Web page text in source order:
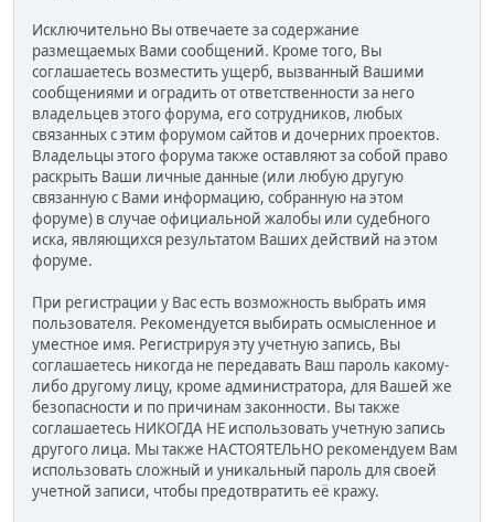
Исключительно Вы отвечаете за содержание
размещаемых Вами сообщений. Кроме того, Вы
соглашаетесь возместить ущерб, вызванный Вашими
сообщениями и оградить от ответственности за него
владельцев этого форума, его сотрудников, любых
связанных с этим форумом сайтов и дочерних проектов.
Владельцы этого форума также оставляют за собой право
раскрыть Ваши личные данные (или любую другую
связанную с Вами информацию, собранную на этом
форуме) в случае официальной жалобы или судебного
иска, являющихся результатом Ваших действий на этом
форуме.
При регистрации у Вас есть возможность выбрать имя
пользователя. Рекомендуется выбирать осмысленное и
уместное имя. Регистрируя эту учетную запись, Вы
соглашаетесь никогда не передавать Ваш пароль какому-
либо другому лицу, кроме администратора, для Вашей же
безопасности и по причинам законности. Вы также
соглашаетесь НИКОГДА НЕ использовать учетную запись
другого лица. Мы также НАСТОЯТЕЛЬНО рекомендуем Вам
использовать сложный и уникальный пароль для своей
учетной записи, чтобы предотвратить её кражу.